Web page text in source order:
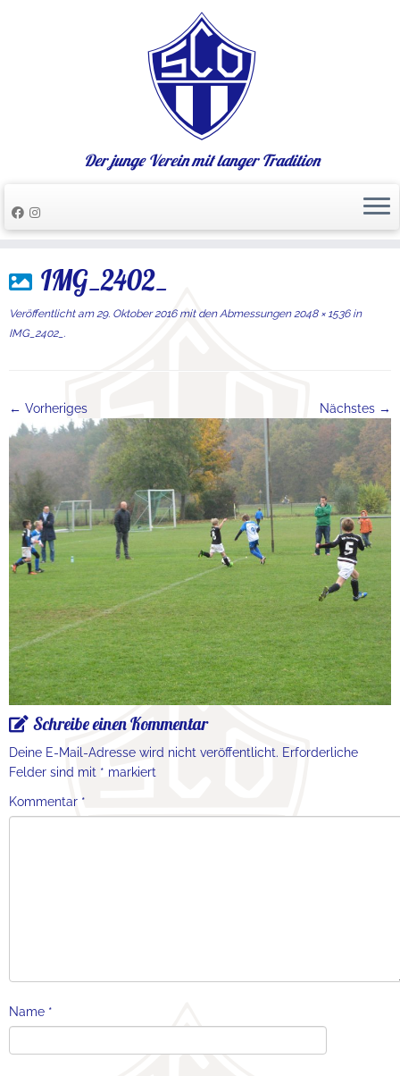
Inhalt
Der junge Verein mit langer Tradition
IMG_2402_
Veröffentlicht am 29. Oktober 2016mit den Abmessungen2048 × 1536in
IMG_2402_ .
← Vorheriges Nächstes →
Schreibe einen Kommentar
Deine E-Mail-Adresse wird nicht veröffentlicht. Erforderliche
Felder sind mit * markiert
Kommentar *
Name *